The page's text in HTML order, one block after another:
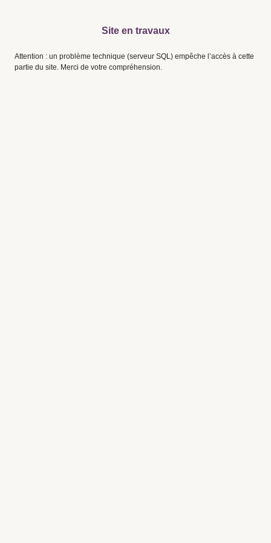
Site en travaux
Attention : un problème technique (serveur SQL) empêche l’accès à cette
partie du site. Merci de votre compréhension.